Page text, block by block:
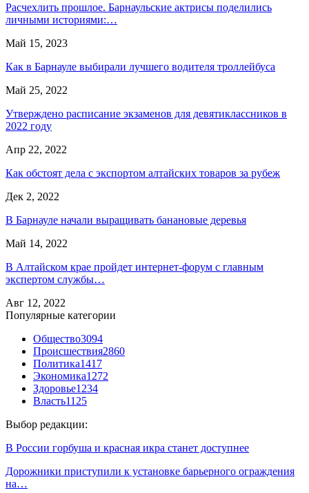
Расчехлить прошлое. Барнаульские актрисы поделились
личными историями:…
Май 15, 2023
Как в Барнауле выбирали лучшего водителя троллейбуса
Май 25, 2022
Утверждено расписание экзаменов для девятиклассников в
2022 году
Апр 22, 2022
Как обстоят дела с экспортом алтайских товаров за рубеж
Дек 2, 2022
В Барнауле начали выращивать банановые деревья
Май 14, 2022
В Алтайском крае пройдет интернет-форум с главным
экспертом службы…
Авг 12, 2022
Популярные категории
Общество3094
Происшествия2860
Политика1417
Экономика1272
Здоровье1234
Власть1125
Выбор редакции:
В России горбуша и красная икра станет доступнее
Дорожники приступили к установке барьерного ограждения
на…